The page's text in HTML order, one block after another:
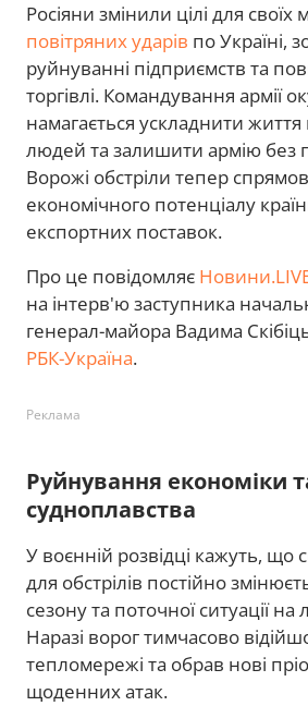
Росіяни змінили цілі для своїх
повітряних ударів по Україні,
руйнуванні підприємств та
торгівлі. Командування армії
намагається ускладнити життя
людей та залишити армію без
Ворожі обстріли тепер
економічного потенціалу
експортних поставок.
Про це повідомляє
на інтерв'ю заступника
генерал-майора Вадима
РБК-Україна.
Реклама
Руйнування економіки
судноплавства
У воєнній розвідці кажуть, що
для обстрілів постійно
сезону та поточної ситуації на
Наразі ворог тимчасово
тепломережі та обрав нові
щоденних атак.